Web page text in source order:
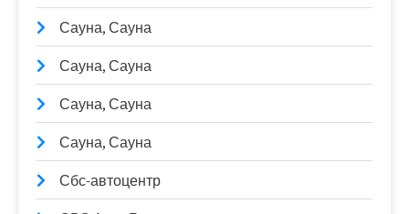
Сауна, Сауна
Сауна, Сауна
Сауна, Сауна
Сауна, Сауна
Сбс-автоцентр